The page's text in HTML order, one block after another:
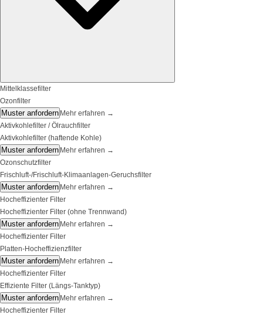
Mittelklassefilter
Ozonfilter
Muster anfordern Mehr erfahren →
Aktivkohlefilter / Ölrauchfilter
Aktivkohlefilter (haftende Kohle)
Muster anfordern Mehr erfahren →
Ozonschutzfilter
Frischluft-/Frischluft-Klimaanlagen-Geruchsfilter
Muster anfordern Mehr erfahren →
Hocheffizienter Filter
Hocheffizienter Filter (ohne Trennwand)
Muster anfordern Mehr erfahren →
Hocheffizienter Filter
Platten-Hocheffizienzfilter
Muster anfordern Mehr erfahren →
Hocheffizienter Filter
Effiziente Filter (Längs-Tanktyp)
Muster anfordern Mehr erfahren →
Hocheffizienter Filter